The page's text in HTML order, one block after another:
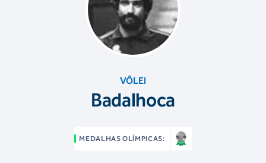
VÔLEI
Badalhoca
MEDALHAS OLÍMPICAS: